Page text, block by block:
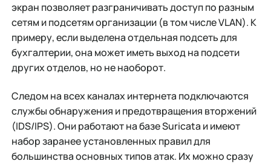
экран позволяет разграничивать доступ по разным
сетям и подсетям организации (в том числе VLAN). К
примеру, если выделена отдельная подсеть для
бухгалтерии, она может иметь выход на подсети
других отделов, но не наоборот.
Следом на всех каналах интернета подключаются
службы обнаружения и предотвращения вторжений
(IDS/IPS). Они работают на базе Suricata и имеют
набор заранее установленных правил для
большинства основных типов атак. Их можно сразу